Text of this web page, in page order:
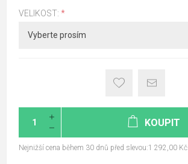
VELIKOST: *
KOUPIT
Nejnižší cena během 30 dnů před slevou:1 292,00 Kč